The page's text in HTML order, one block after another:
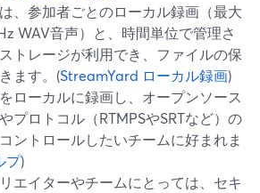
、参加者ごとのローカル録画（最大
WAV音声）と、時間単位で管理さ
トレージが利用でき、ファイルの保
ます。(StreamYard ローカル録画)
ローカルに録画し、オープンソース
プロトコル（RTMPSやSRTなど）の
ントロールしたいチームに好まれま
プ)
エイターやチームにとっては、セキ